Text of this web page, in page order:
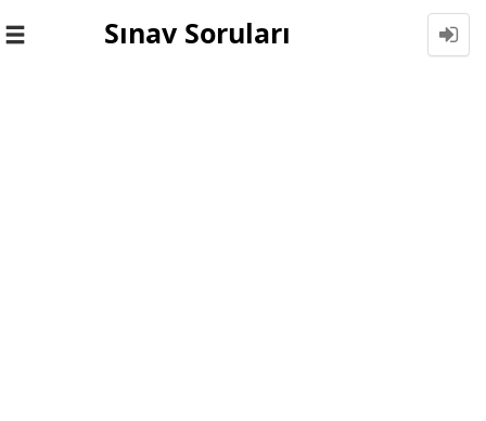
Toggle
Sınav Soruları